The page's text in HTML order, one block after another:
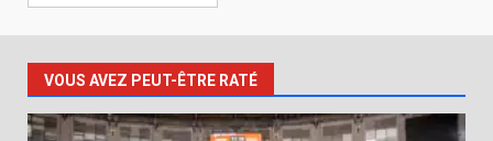
VOUS AVEZ PEUT-ÊTRE RATÉ